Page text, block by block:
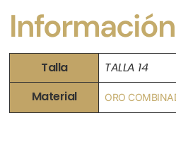
Talla
TALLA 14
Material
ORO